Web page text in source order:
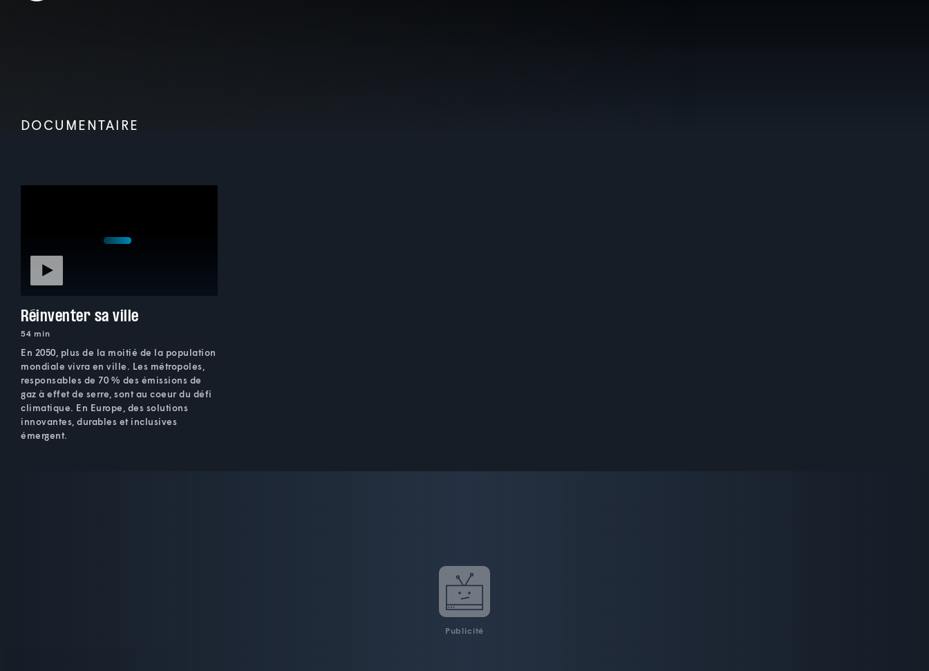
DOCUMENTAIRE
Réinventer sa ville
54 min
En 2050, plus de la moitié de la population
mondiale vivra en ville. Les métropoles,
responsables de 70 % des émissions de
gaz à effet de serre, sont au coeur du défi
climatique. En Europe, des solutions
innovantes, durables et inclusives
émergent.
Publicité